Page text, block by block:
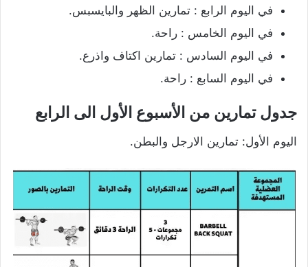
في اليوم الرابع : تمارين الظهر والبايسبس.
في اليوم الخامس : راحة.
في اليوم السادس : تمارين اكتاف واذرع.
في اليوم السابع : راحة.
جدول تمارين من الأسبوع الأول الى الرابع
اليوم الأول: تمارين الارجل والبطن.